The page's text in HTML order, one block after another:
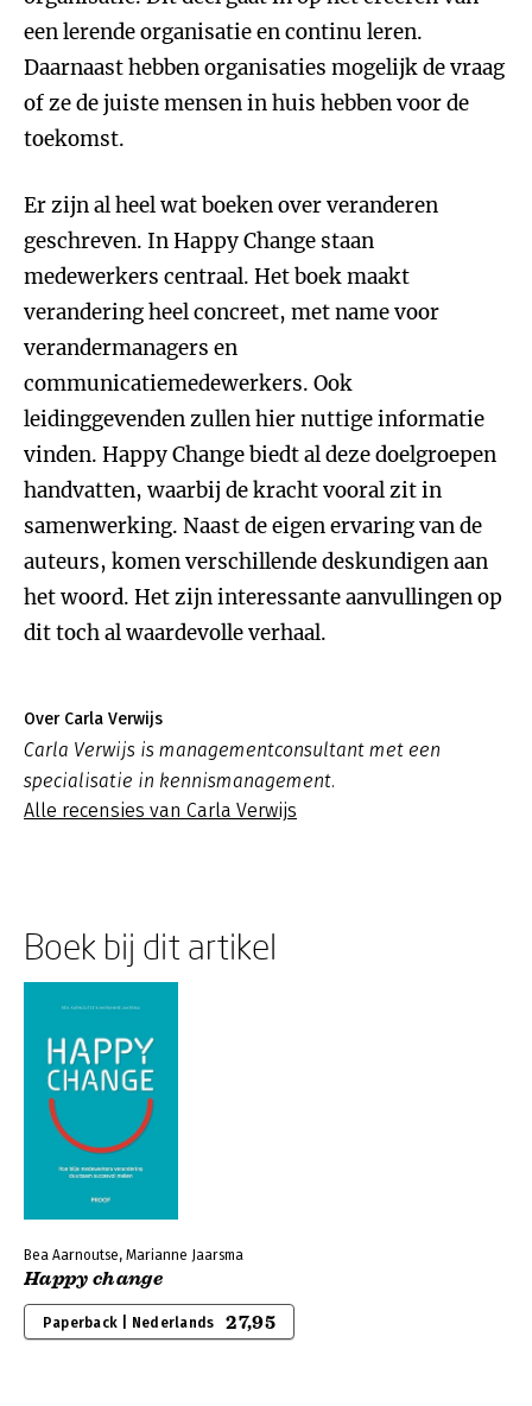
een lerende organisatie en continu leren.
Daarnaast hebben organisaties mogelijk de vraag
of ze de juiste mensen in huis hebben voor de
toekomst.
Er zijn al heel wat boeken over veranderen
geschreven. In Happy Change staan
medewerkers centraal. Het boek maakt
verandering heel concreet, met name voor
verandermanagers en
communicatiemedewerkers. Ook
leidinggevenden zullen hier nuttige informatie
vinden. Happy Change biedt al deze doelgroepen
handvatten, waarbij de kracht vooral zit in
samenwerking. Naast de eigen ervaring van de
auteurs, komen verschillende deskundigen aan
het woord. Het zijn interessante aanvullingen op
dit toch al waardevolle verhaal.
Over Carla Verwijs
Carla Verwijs is managementconsultant met een
specialisatie in kennismanagement.
Alle recensies van Carla Verwijs
Boek bij dit artikel
Bea Aarnoutse, Marianne Jaarsma
Happy change
Paperback | Nederlands 27,95